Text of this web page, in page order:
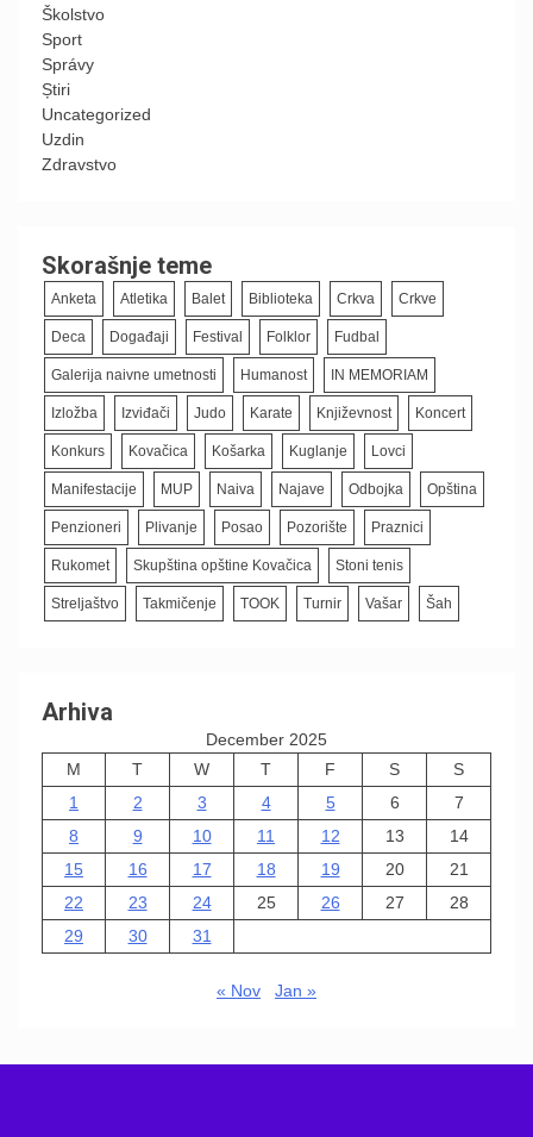
Školstvo
Sport
Správy
Știri
Uncategorized
Uzdin
Zdravstvo
Skorašnje teme
Anketa Atletika Balet Biblioteka Crkva Crkve
Deca Događaji Festival Folklor Fudbal
Galerija naivne umetnosti Humanost IN MEMORIAM
Izložba Izviđači Judo Karate Književnost Koncert
Konkurs Kovačica Košarka Kuglanje Lovci
Manifestacije MUP Naiva Najave Odbojka Opština
Penzioneri Plivanje Posao Pozorište Praznici
Rukomet Skupština opštine Kovačica Stoni tenis
Streljaštvo Takmičenje TOOK Turnir Vašar Šah
Arhiva
December 2025
M
T W T F S
S
1
2 3 4 5 6
7
8
9 10 11 12 13
14
15
16 17 18 19 20
21
22
23 24 25 26 27
28
29
30 31
« Nov Jan »